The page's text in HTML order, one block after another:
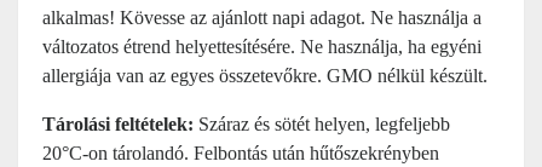
alkalmas! Kövesse az ajánlott napi adagot. Ne használja a
változatos étrend helyettesítésére. Ne használja, ha egyéni
allergiája van az egyes összetevőkre. GMO nélkül készült.
Tárolási feltételek: Száraz és sötét helyen, legfeljebb
20°C-on tárolandó. Felbontás után hűtőszekrényben